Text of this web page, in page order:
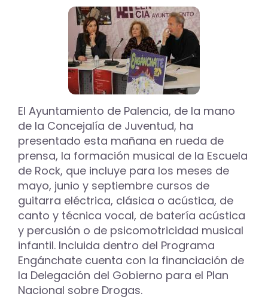
"Piscinas
albañilería
accesibilidad
seguridad
de
las
instalaciones
El Ayuntamiento de Palencia, de la mano
de la Concejalía de Juventud, ha
presentado esta mañana en rueda de
prensa, la formación musical de la Escuela
de Rock, que incluye para los meses de
mayo, junio y septiembre cursos de
guitarra eléctrica, clásica o acústica, de
canto y técnica vocal, de batería acústica
y percusión o de psicomotricidad musical
infantil. Incluida dentro del Programa
Engánchate cuenta con la financiación de
la Delegación del Gobierno para el Plan
Nacional sobre Drogas.